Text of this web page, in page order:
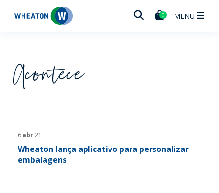
Wheaton 0 MENU
Acontece
6 abr21
Wheaton lança aplicativo para personalizar
embalagens